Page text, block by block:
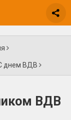
днем ВДВ
ВДВ